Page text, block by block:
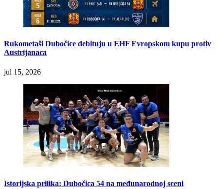
Rukometaši Dubočice debituju u EHF Evropskom kupu protiv
Austrijanaca
jul 15, 2026
Istorijska prilika: Dubočica 54 na međunarodnoj sceni